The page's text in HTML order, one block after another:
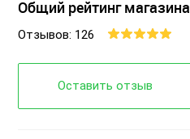
Общий рейтинг магазина
Отзывов: 126
Оставить отзыв